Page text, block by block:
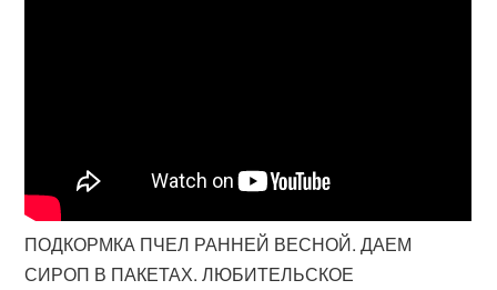
ПОДКОРМКА ПЧЕЛ РАННЕЙ ВЕСНОЙ. ДАЕМ
СИРОП В ПАКЕТАХ. ЛЮБИТЕЛЬСКОЕ